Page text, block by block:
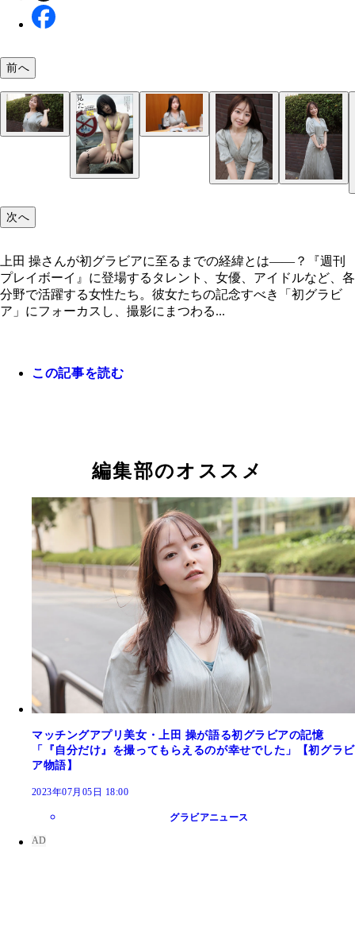
『週刊プレイボーイ』2019年16号（撮影／藤本和
り。アザーカットで掲載されたデジタル写真集『
上田 操
上田 操デジタル写真集『となりの操』撮影／藤
価格／1320円（税込）
前へ
次へ
上田 操さんが初グラビアに至るまでの経緯とは――？『週刊
プレイボーイ』に登場するタレント、女優、アイドルなど、各
分野で活躍する女性たち。彼女たちの記念すべき「初グラビ
ア」にフォーカスし、撮影にまつわる...
この記事を読む
編集部のオススメ
マッチングアプリ美女・上田 操が語る初グラビアの記憶
「『自分だけ』を撮ってもらえるのが幸せでした」【初グラビ
ア物語】
2023年07月05日 18:00
グラビアニュース